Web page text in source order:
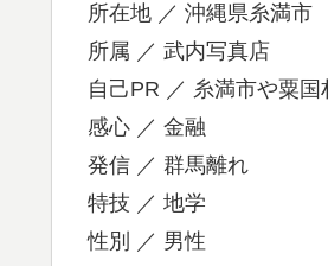
所在地 ／ 沖縄県糸満市
所属 ／ 武内写真店
自己PR ／ 糸満市や粟国
感心 ／ 金融
発信 ／ 群馬離れ
特技 ／ 地学
性別 ／ 男性